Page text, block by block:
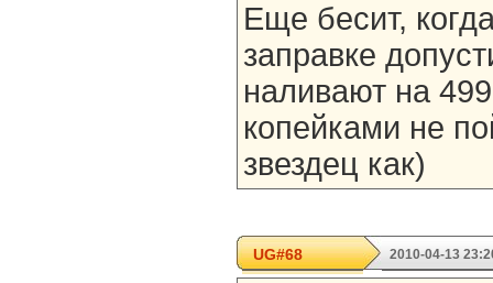
Еще бесит,
заправке
наливают на
копейками не
звездец как)
UG#68 2010-04-13